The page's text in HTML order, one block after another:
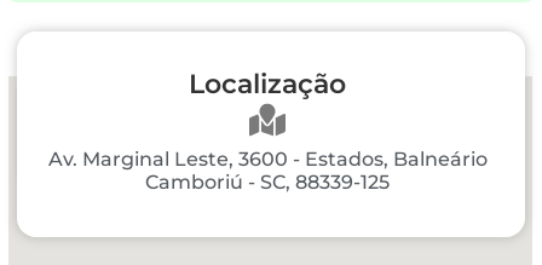
Localização
Av. Marginal Leste, 3600 - Estados, Balneário
Camboriú - SC, 88339-125